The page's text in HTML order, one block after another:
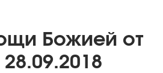
Божией от